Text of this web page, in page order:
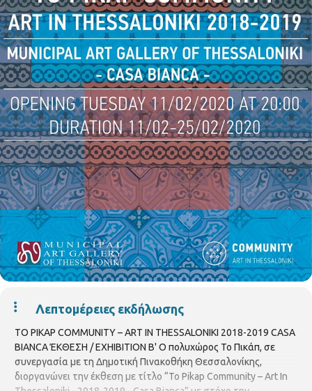
Λεπτομέρειες εκδήλωσης
TO PIKAP COMMUNITY – ART IN THESSALONIKI 2018-2019 CASA
BIANCA ΈΚΘΕΣΗ / ΕΧΗΙΒΙΤΙΟΝ Β' Ο πολυχώρος Το Πικάπ, σε
συνεργασία με τη Δημοτική Πινακοθήκη Θεσσαλονίκης,
διοργανώνει την έκθεση με τίτλο “To Pikap Community – Art In